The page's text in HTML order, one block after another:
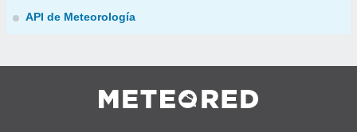
API de Meteorología